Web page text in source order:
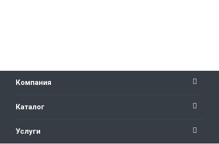
Компания
Каталог
Услуги